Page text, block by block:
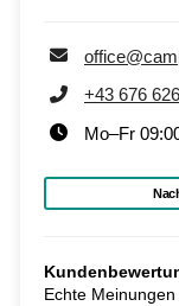
+43 676
Mo–Fr
Echte